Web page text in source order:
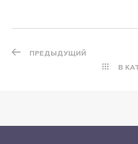
ПРЕДЫДУЩИЙ
В